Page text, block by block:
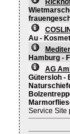
Au -
Hamburg -
AG
Gütersloh -
Service Site